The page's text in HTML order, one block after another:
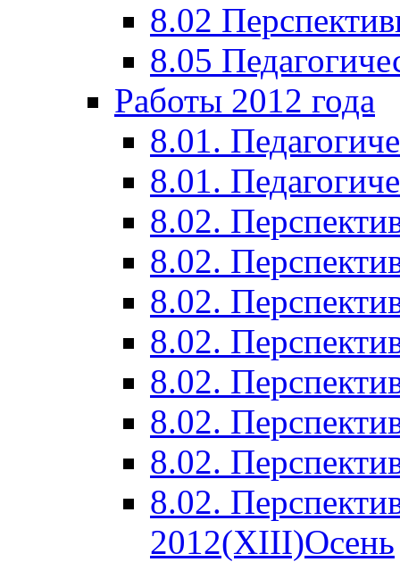
8.02
8.05
Работы 2012 года
8.01.
8.01.
8.02.
8.02.
8.02.
8.02.
8.02.
8.02.
8.02.
8.02.
2012(XIII)Осень